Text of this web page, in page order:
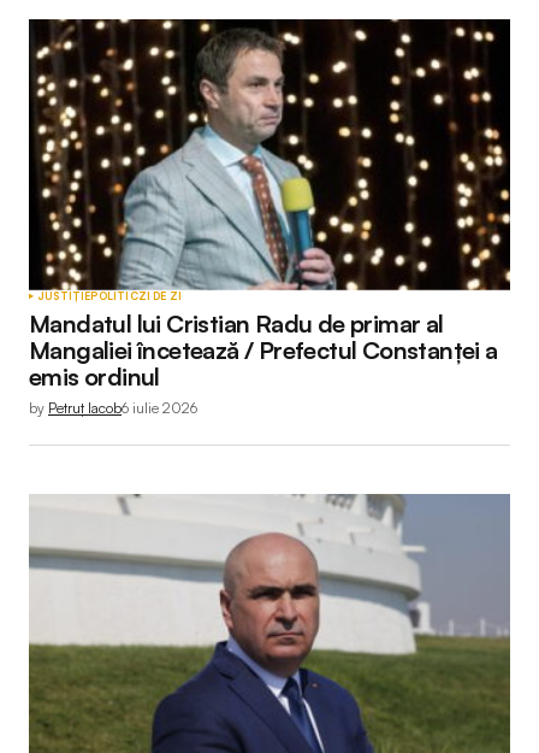
JUSTIȚIEPOLITICZI DE ZI
Mandatul lui Cristian Radu de primar al
Mangaliei încetează / Prefectul Constanței a
emis ordinul
by Petruț Iacob6 iulie 2026